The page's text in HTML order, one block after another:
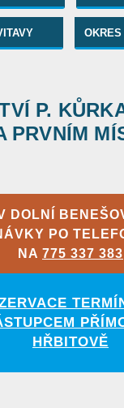
OKRES
P.
PRVNÍM
DOLNÍ
PO
NA 775 337 383
HŘBITOVĚ